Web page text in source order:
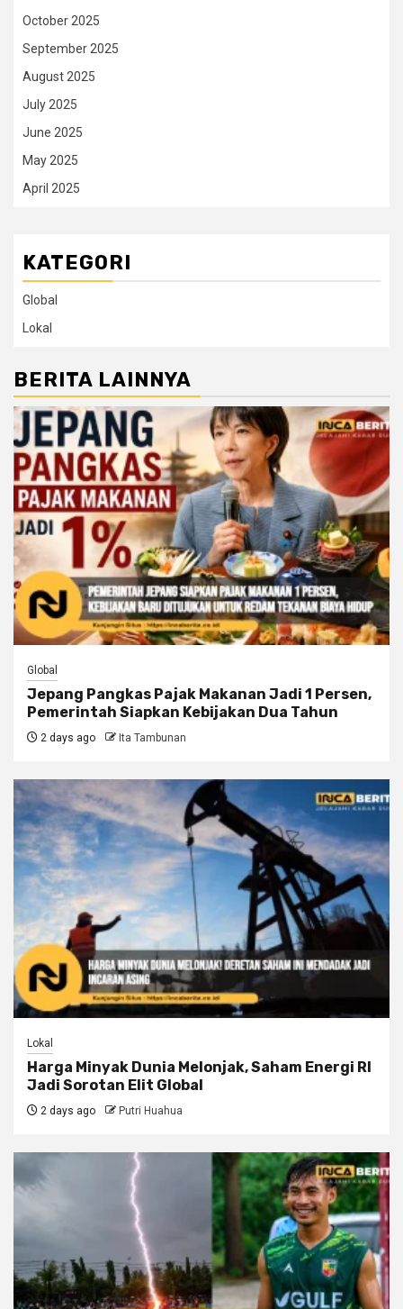
October 2025
September 2025
August 2025
July 2025
June 2025
May 2025
April 2025
KATEGORI
Global
Lokal
BERITA LAINNYA
Global
Jepang Pangkas Pajak Makanan Jadi 1 Persen,
Pemerintah Siapkan Kebijakan Dua Tahun
2 days ago Ita Tambunan
Lokal
Harga Minyak Dunia Melonjak, Saham Energi RI
Jadi Sorotan Elit Global
2 days ago Putri Huahua